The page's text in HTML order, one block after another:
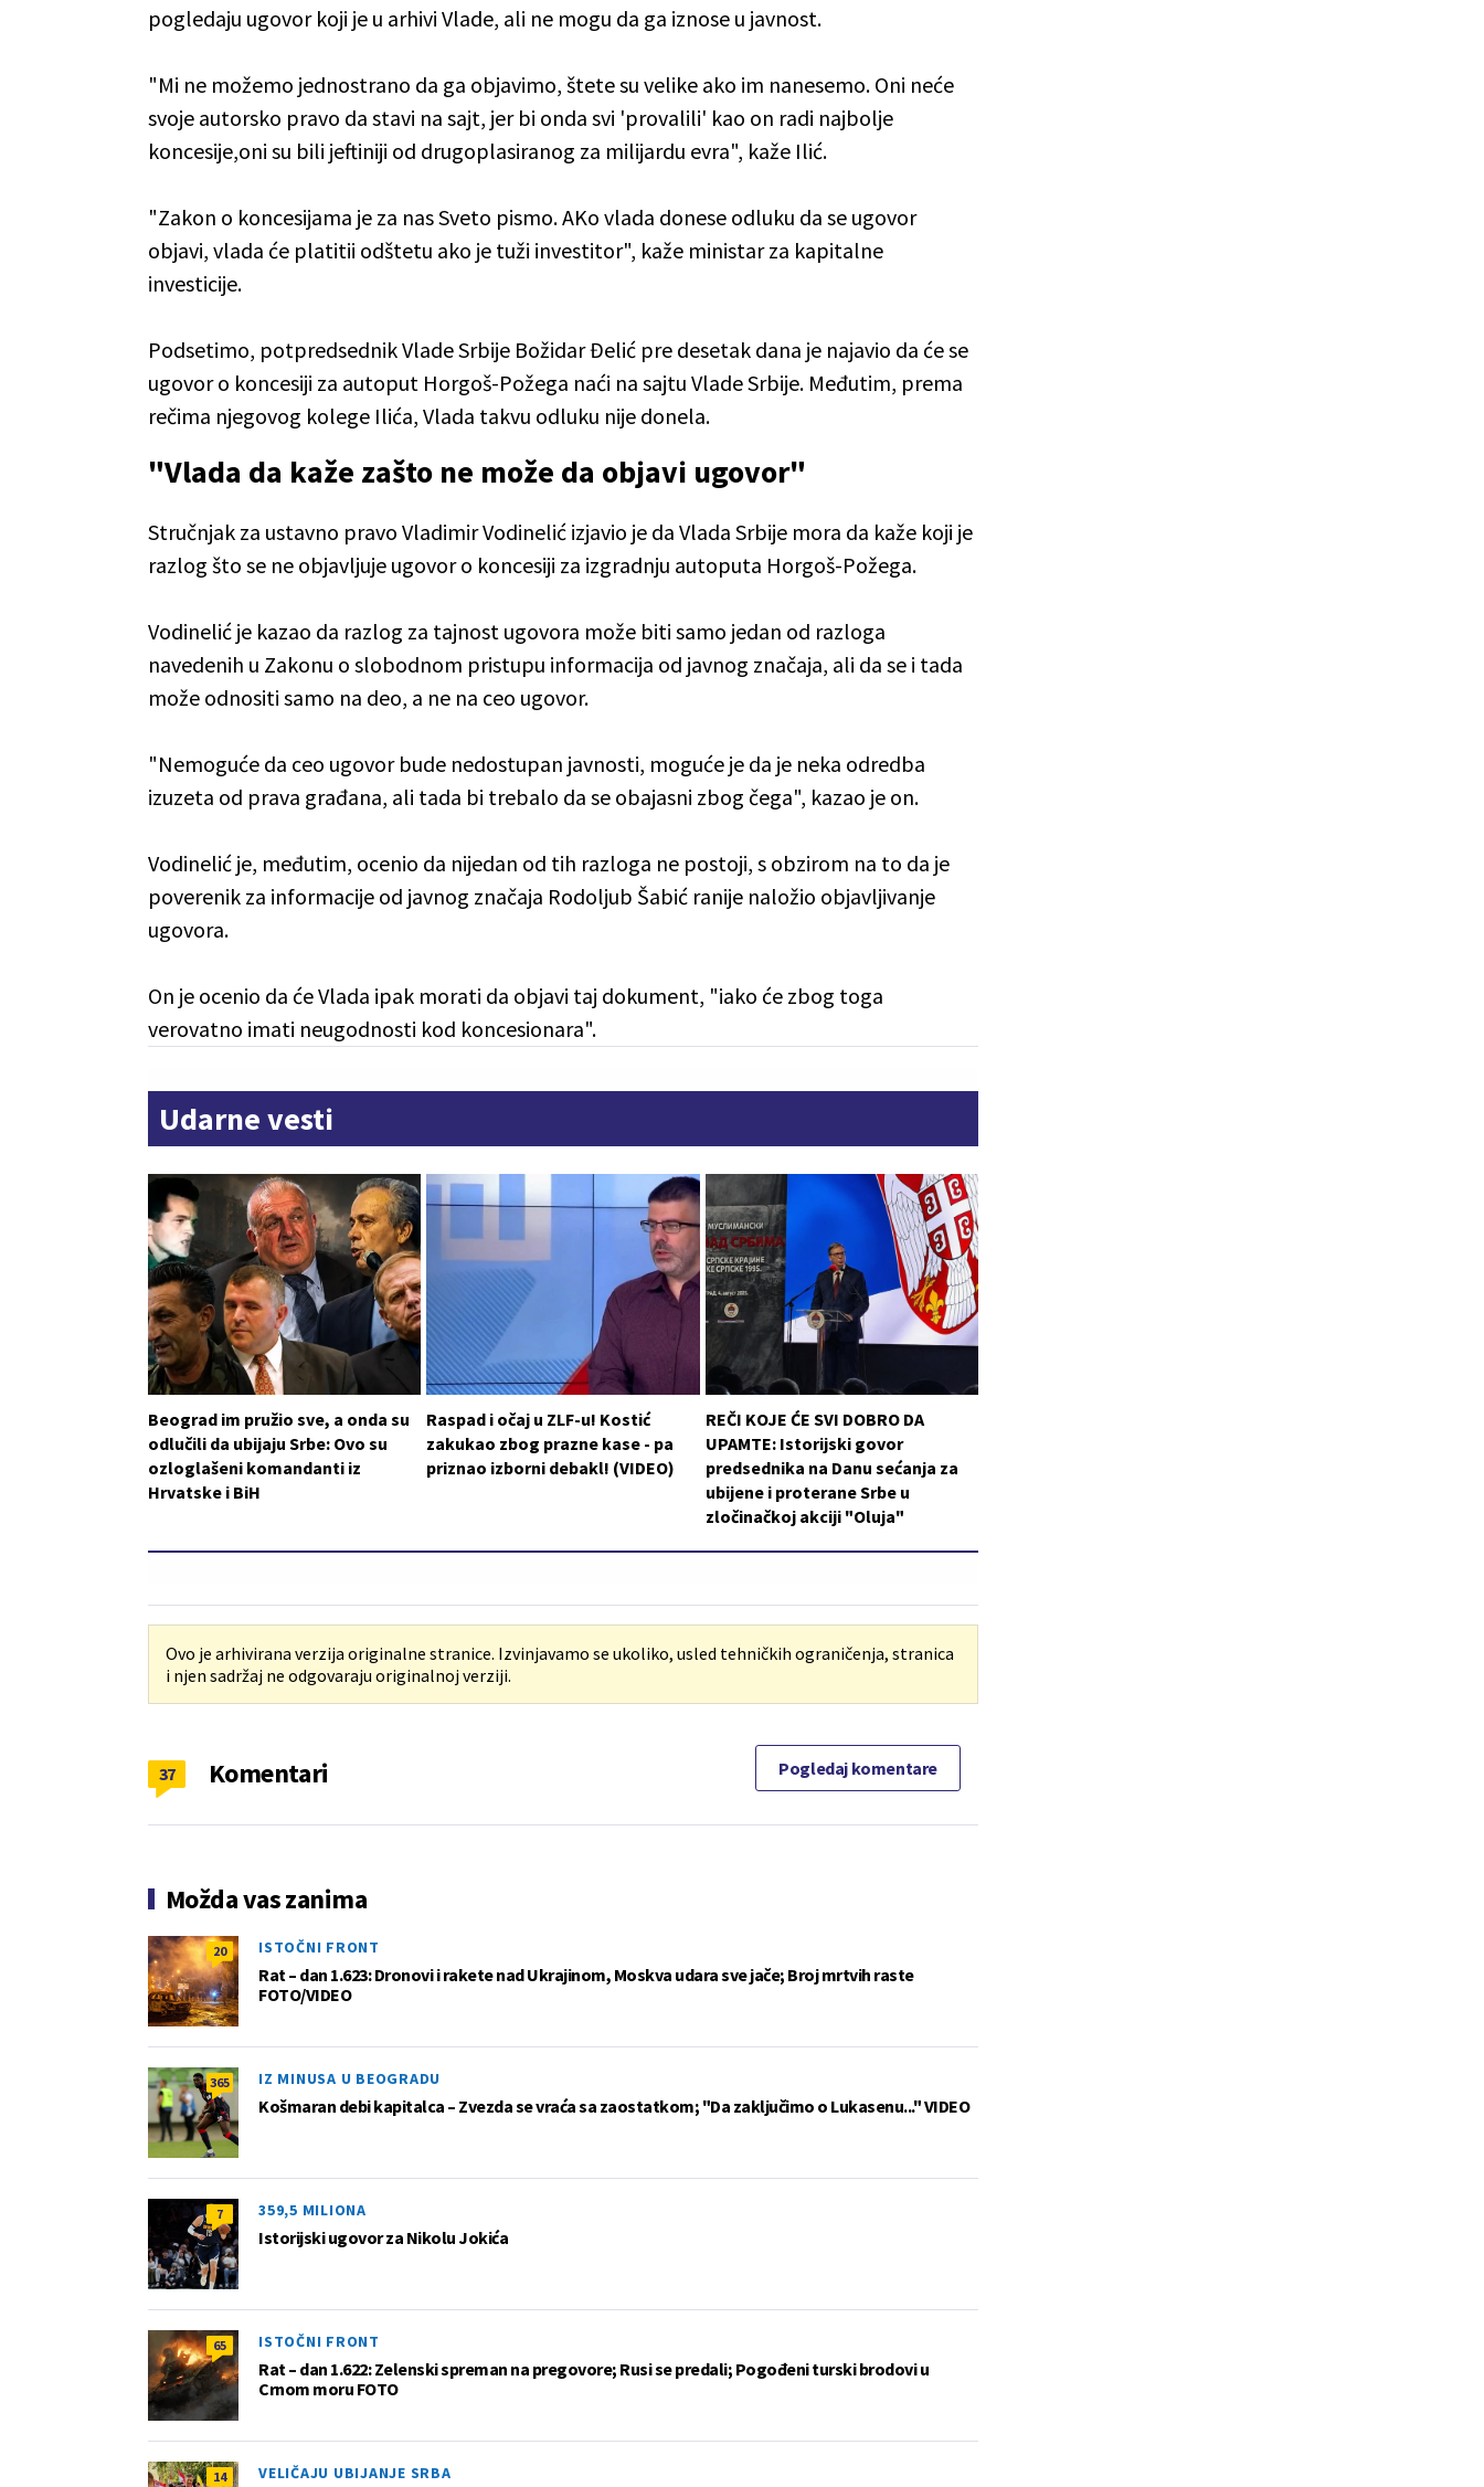
pogledaju ugovor koji je u arhivi Vlade, ali ne mogu da ga iznose u javnost.
"Mi ne možemo jednostrano da ga objavimo, štete su velike ako im nanesemo. Oni neće
svoje autorsko pravo da stavi na sajt, jer bi onda svi 'provalili' kao on radi najbolje
koncesije,oni su bili jeftiniji od drugoplasiranog za milijardu evra", kaže Ilić.
"Zakon o koncesijama je za nas Sveto pismo. AKo vlada donese odluku da se ugovor
objavi, vlada će platitii odštetu ako je tuži investitor", kaže ministar za kapitalne
investicije.
Podsetimo, potpredsednik Vlade Srbije Božidar Đelić pre desetak dana je najavio da će se
ugovor o koncesiji za autoput Horgoš-Požega naći na sajtu Vlade Srbije. Međutim, prema
rečima njegovog kolege Ilića, Vlada takvu odluku nije donela.
"Vlada da kaže zašto ne može da objavi ugovor"
Stručnjak za ustavno pravo Vladimir Vodinelić izjavio je da Vlada Srbije mora da kaže koji je
razlog što se ne objavljuje ugovor o koncesiji za izgradnju autoputa Horgoš-Požega.
Vodinelić je kazao da razlog za tajnost ugovora može biti samo jedan od razloga
navedenih u Zakonu o slobodnom pristupu informacija od javnog značaja, ali da se i tada
može odnositi samo na deo, a ne na ceo ugovor.
"Nemoguće da ceo ugovor bude nedostupan javnosti, moguće je da je neka odredba
izuzeta od prava građana, ali tada bi trebalo da se obajasni zbog čega", kazao je on.
Vodinelić je, međutim, ocenio da nijedan od tih razloga ne postoji, s obzirom na to da je
poverenik za informacije od javnog značaja Rodoljub Šabić ranije naložio objavljivanje
ugovora.
On je ocenio da će Vlada ipak morati da objavi taj dokument, "iako će zbog toga
verovatno imati neugodnosti kod koncesionara".
Udarne vesti
Beograd im pružio sve, a onda su
odlučili da ubijaju Srbe: Ovo su
ozloglašeni komandanti iz
Hrvatske i BiH
Raspad i očaj u ZLF-u! Kostić
zakukao zbog prazne kase - pa
priznao izborni debakl! (VIDEO)
REČI KOJE ĆE SVI DOBRO DA
UPAMTE: Istorijski govor
predsednika na Danu sećanja za
ubijene i proterane Srbe u
zločinačkoj akciji "Oluja"
Ovo je arhivirana verzija originalne stranice. Izvinjavamo se ukoliko, usled tehničkih ograničenja, stranica
i njen sadržaj ne odgovaraju originalnoj verziji.
Komentari
37 Pogledaj komentare
Možda vas zanima
20 ISTOČNI FRONT
Rat – dan 1.623: Dronovi i rakete nad Ukrajinom, Moskva udara sve jače; Broj mrtvih raste
FOTO/VIDEO
365 IZ MINUSA U BEOGRADU
Košmaran debi kapitalca – Zvezda se vraća sa zaostatkom; "Da zaključimo o Lukasenu..." VIDEO
7 359,5 MILIONA
Istorijski ugovor za Nikolu Jokića
65 ISTOČNI FRONT
Rat – dan 1.622: Zelenski spreman na pregovore; Rusi se predali; Pogođeni turski brodovi u
Crnom moru FOTO
14 VELIČAJU UBIJANJE SRBA